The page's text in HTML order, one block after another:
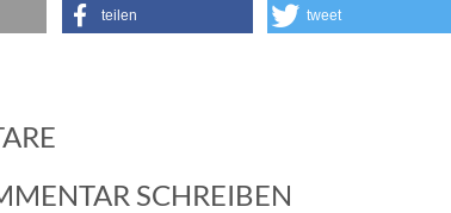
teilen tweet
SCHREIBEN